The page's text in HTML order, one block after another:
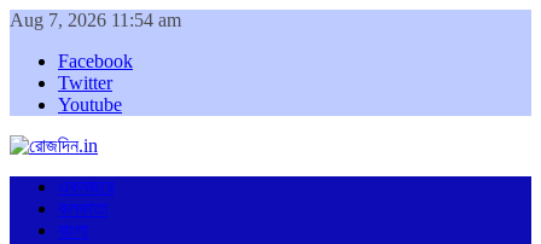
Aug 7, 2026 11:54 am
Facebook
Twitter
Youtube
একনজরে
কলকাতা
বাংলা